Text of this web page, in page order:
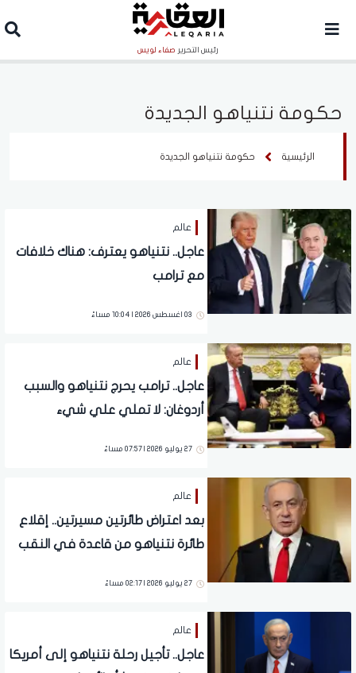
رئيس التحرير صفاء لويس
حكومة نتنياهو الجديدة
الرئيسية حكومة نتنياهو الجديدة
عالم
عاجل.. نتنياهو يعترف: هناك خلافات
مع ترامب
03 اغسطس 2026 | 10:04 مساءً
عالم
عاجل.. ترامب يحرج نتنياهو والسبب
أردوغان: لا تملي علي شيء
27 يوليو 2026 | 07:57 مساءً
عالم
بعد اعتراض طائرتين مسيرتين.. إقلاع
طائرة نتنياهو من قاعدة في النقب
27 يوليو 2026 | 02:17 مساءً
عالم
عاجل.. تأجيل رحلة نتنياهو إلى أمريكا